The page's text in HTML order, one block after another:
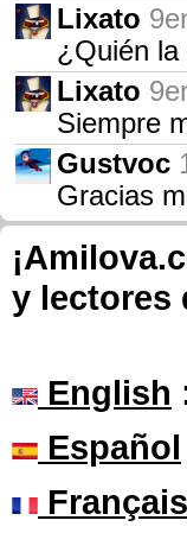
Lixato
¿Quién la
Lixato
Siempre
Gustvoc
Gracias
y lectores
English
Español
Français